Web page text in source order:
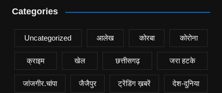
Categories
Uncategorized आलेख कोरबा कोरोना
क्राइम खेल छत्तीसगढ़ जरा हटके
जांजगीर.चांपा जैजैपुर ट्रेंडिंग ख़बरें देश-दुनिया